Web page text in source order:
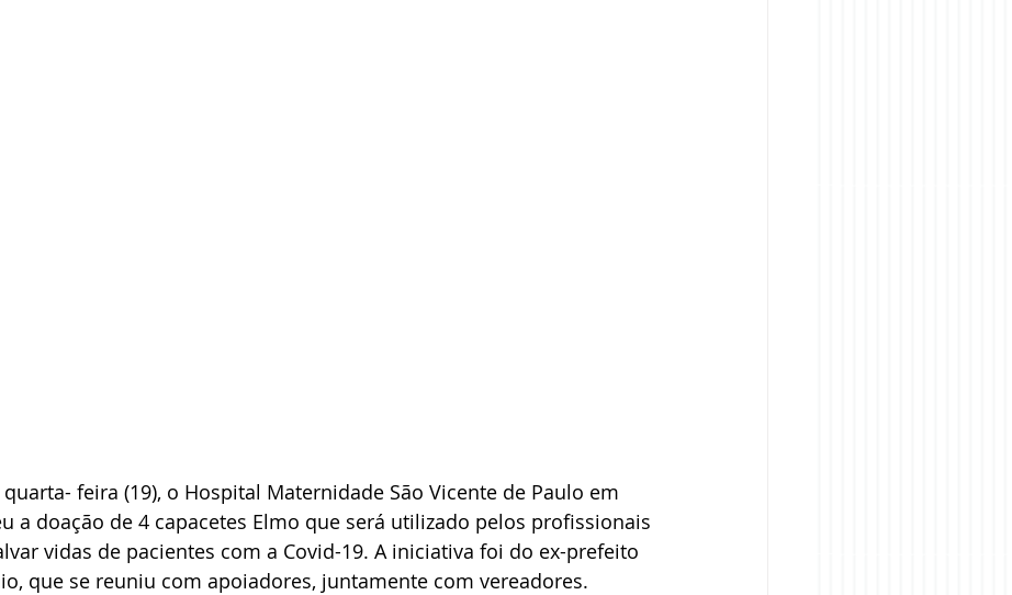
feira (19), o Hospital Maternidade São Vicente de Paulo em
a doação de 4 capacetes Elmo que será utilizado pelos profissionais
vidas de pacientes com a Covid-19. A iniciativa foi do ex-prefeito
que se reuniu com apoiadores, juntamente com vereadores.